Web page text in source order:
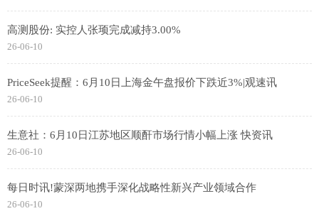
高测股份: 实控人张顼完成减持3.00%
26-06-10
PriceSeek提醒：6月10日上海金午盘报价下跌近3%|观速讯
26-06-10
生意社：6月10日江苏地区顺酐市场行情小幅上涨 快资讯
26-06-10
每日时讯!蒙深两地携手深化战略性新兴产业领域合作
26-06-10